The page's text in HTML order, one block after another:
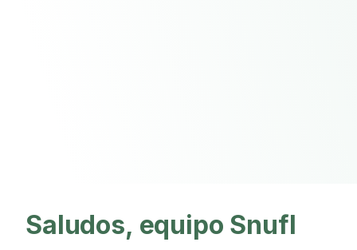
Saludos, equipo Snufl